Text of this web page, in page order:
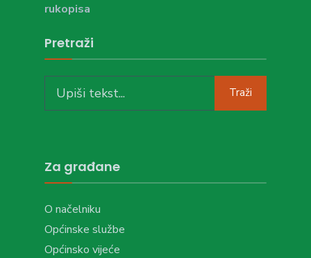
rukopisa
Pretraži
for:
Traži
Za građane
O načelniku
Općinske službe
Općinsko vijeće